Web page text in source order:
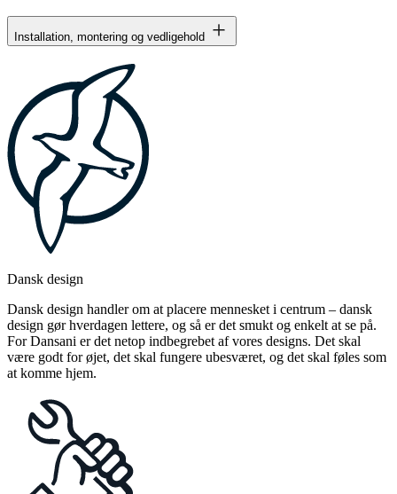
Installation, montering og vedligehold
Dansk design
Dansk design handler om at placere mennesket i centrum – dansk
design gør hverdagen lettere, og så er det smukt og enkelt at se på.
For Dansani er det netop indbegrebet af vores designs. Det skal
være godt for øjet, det skal fungere ubesværet, og det skal føles som
at komme hjem.